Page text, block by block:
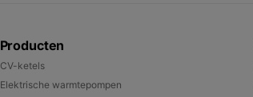
Producten
CV-ketels
Elektrische warmtepompen